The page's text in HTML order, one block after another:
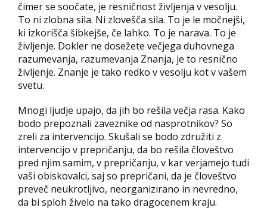
čimer se soočate, je resničnost življenja v vesolju.
To ni zlobna sila. Ni zlovešča sila. To je le močnejši,
ki izkorišča šibkejše, če lahko. To je narava. To je
življenje. Dokler ne dosežete večjega duhovnega
razumevanja, razumevanja Znanja, je to resnično
življenje. Znanje je tako redko v vesolju kot v vašem
svetu.
Mnogi ljudje upajo, da jih bo rešila večja rasa. Kako
bodo prepoznali zaveznike od nasprotnikov? So
zreli za intervencijo. Skušali se bodo združiti z
intervencijo v prepričanju, da bo rešila človeštvo
pred njim samim, v prepričanju, v kar verjamejo tudi
vaši obiskovalci, saj so prepričani, da je človeštvo
preveč neukrotljivo, neorganizirano in nevredno,
da bi sploh živelo na tako dragocenem kraju.